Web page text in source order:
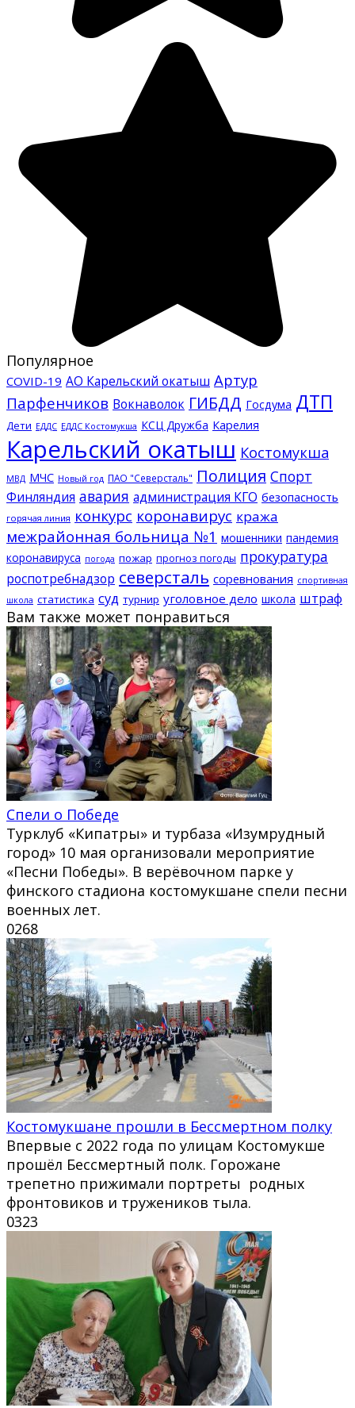
Популярное
COVID-19 АО Карельский окатыш Артур
Парфенчиков Вокнаволок ГИБДД Госдума ДТП
Дети ЕДДС ЕДДС Костомукша КСЦ Дружба Карелия
Карельский окатыш Костомукша
МВД МЧС Новый год ПАО "Северсталь" Полиция Спорт
Финляндия авария администрация КГО безопасность
горячая линия конкурс коронавирус кража
межрайонная больница №1 мошенники пандемия
коронавируса погода пожар прогноз погоды прокуратура
роспотребнадзор северсталь соревнования спортивная
школа статистика суд турнир уголовное дело школа штраф
Вам также может понравиться
Спели о Победе
Турклуб «Кипатры» и турбаза «Изумрудный
город» 10 мая организовали мероприятие
«Песни Победы». В верёвочном парке у
финского стадиона костомукшане спели песни
военных лет.
0268
Костомукшане прошли в Бессмертном полку
Впервые с 2022 года по улицам Костомукше
прошёл Бессмертный полк. Горожане
трепетно прижимали портреты родных
фронтовиков и тружеников тыла.
0323